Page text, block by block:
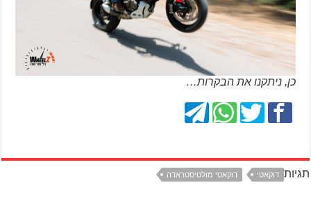
כן, ניתקנו את הבקרות…
תגיות דוקאטי דוקאטי מולטיסטראדה